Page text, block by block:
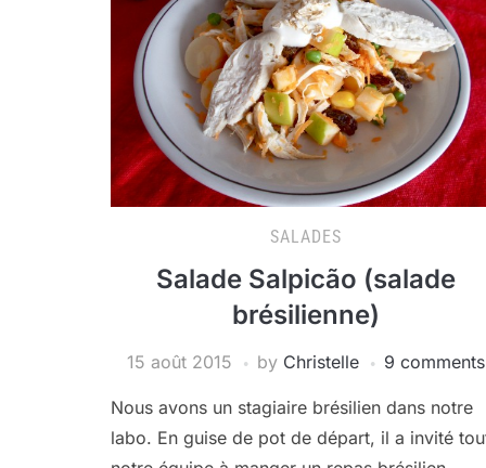
SALADES
Salade Salpicão (salade
brésilienne)
15 août 2015 by Christelle 9 comments
Nous avons un stagiaire brésilien dans notre
labo. En guise de pot de départ, il a invité